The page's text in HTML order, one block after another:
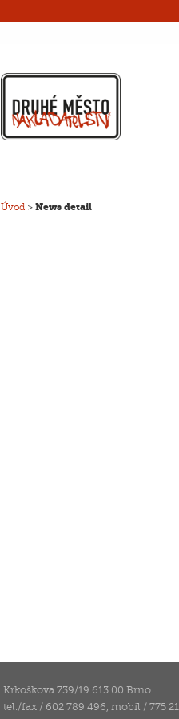
Úvod > News detail
Krkoškova 739/19 613 00 Brno
tel./fax / 602 789 496, mobil / 775